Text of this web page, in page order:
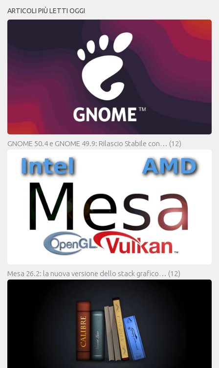
ARTICOLI PIÙ LETTI OGGI
GNOME 50.4 e GNOME 49.9: Rilascio Stabile con… (12)
Mesa 26.2: la nuova versione dello stack grafico… (12)